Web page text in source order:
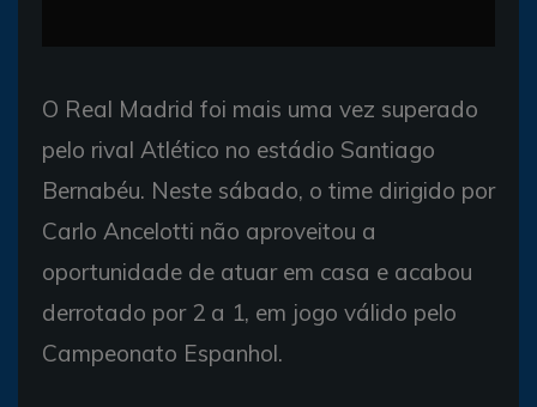
O Real Madrid foi mais uma vez superado
pelo rival Atlético no estádio Santiago
Bernabéu. Neste sábado, o time dirigido por
Carlo Ancelotti não aproveitou a
oportunidade de atuar em casa e acabou
derrotado por 2 a 1, em jogo válido pelo
Campeonato Espanhol.